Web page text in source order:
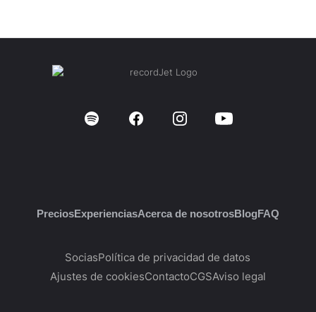
PreciosExperienciasAcerca de nosotrosBlogFAQ
SociasPolítica de privacidad de datos
Ajustes de cookiesContactoCGSAviso legal